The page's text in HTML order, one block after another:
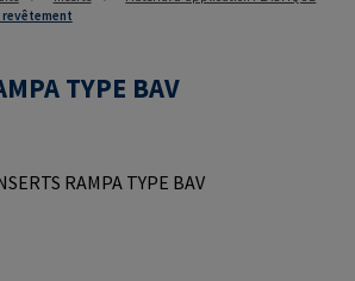
revêtement
TYPE BAV
d'images